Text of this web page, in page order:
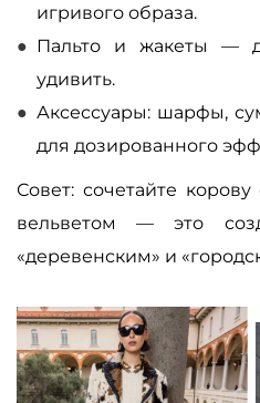
игривого образа.
Пальто и жакеты —
удивить.
Аксессуары: шарфы,
для дозированного
Совет: сочетайте
вельветом — это
«деревенским» и